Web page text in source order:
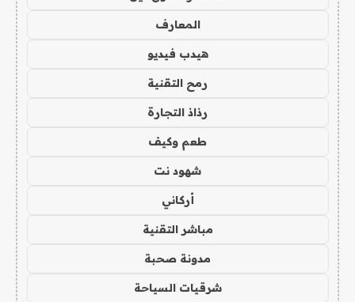
المعارف
هيدب فيديو
رمح التقنية
رذاذ التجارة
طعم وكيف
شهود نت
أركاني
مباشر التقنية
مدونة صحبة
شرقيات السياحة